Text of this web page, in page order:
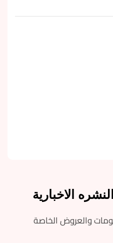
الاخبارية
والعروض الخاصة